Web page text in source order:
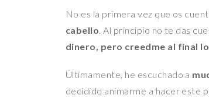
No es la primera vez que os
cabello. Al principio no te das
dinero, pero creedme al final
Últimamente, he escuchado a
decidido animarme a hacer este